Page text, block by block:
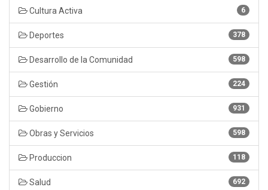
6
Cultura Activa
378
Deportes
598
Desarrollo de la Comunidad
224
Gestión
931
Gobierno
598
Obras y Servicios
118
Produccion
692
Salud